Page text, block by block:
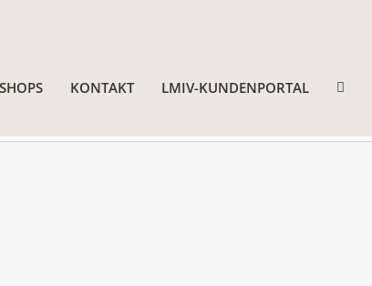
SHOPS KONTAKT LMIV-KUNDENPORTAL